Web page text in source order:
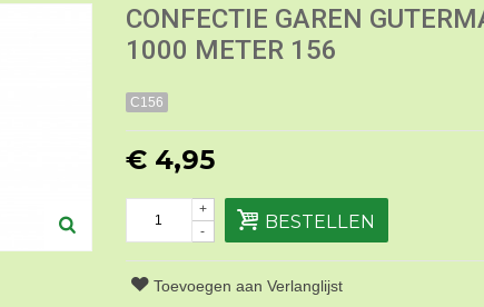
CONFECTIE GAREN
1000 METER 156
C156
€ 4,95
-
+
BESTELLEN
Toevoegen aan Verlanglijst